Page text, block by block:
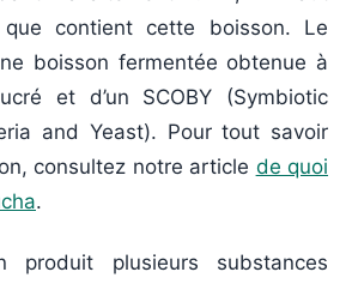
contient cette boisson. Le
boisson fermentée obtenue à
et d’un SCOBY (Symbiotic
and Yeast). Pour tout savoir
consultez notre article de quoi
.
produit plusieurs substances